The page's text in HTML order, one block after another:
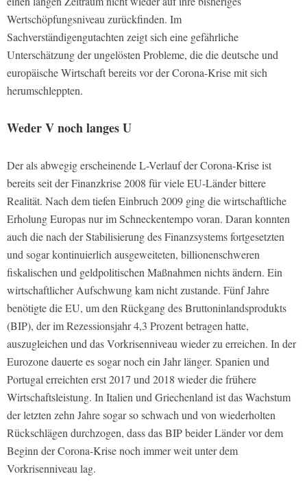
Wertschöpfungsniveau zurückfinden. Im
Sachverständigengutachten zeigt sich eine gefährliche
Unterschätzung der ungelösten Probleme, die die deutsche und
europäische Wirtschaft bereits vor der Corona-Krise mit sich
herumschleppten.
Weder V noch langes U
Der als abwegig erscheinende L-Verlauf der Corona-Krise ist
bereits seit der Finanzkrise 2008 für viele EU-Länder bittere
Realität. Nach dem tiefen Einbruch 2009 ging die wirtschaftliche
Erholung Europas nur im Schneckentempo voran. Daran konnten
auch die nach der Stabilisierung des Finanzsystems fortgesetzten
und sogar kontinuierlich ausgeweiteten, billionenschweren
fiskalischen und geldpolitischen Maßnahmen nichts ändern. Ein
wirtschaftlicher Aufschwung kam nicht zustande. Fünf Jahre
benötigte die EU, um den Rückgang des Bruttoninlandsprodukts
(BIP), der im Rezessionsjahr 4,3 Prozent betragen hatte,
auszugleichen und das Vorkrisenniveau wieder zu erreichen. In der
Eurozone dauerte es sogar noch ein Jahr länger. Spanien und
Portugal erreichten erst 2017 und 2018 wieder die frühere
Wirtschaftsleistung. In Italien und Griechenland ist das Wachstum
der letzten zehn Jahre sogar so schwach und von wiederholten
Rückschlägen durchzogen, dass das BIP beider Länder vor dem
Beginn der Corona-Krise noch immer weit unter dem
Vorkrisenniveau lag.